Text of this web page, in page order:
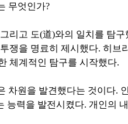
무엇인가?
리고 도(道)와의 일치를 탐구
쟁을 명료히 제시했다. 히브
체계적인 탐구를 시작했다.
차원을 발견했다는 것이다.
력을 발전시켰다. 개인의